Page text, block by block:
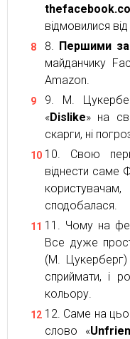
відмовилися
Першими
майданчику
Amazon.
М.
«Dislike» на
скарги, ні
Свою
віднести саме
сподобалася.
Чому на
Все дуже
(М. Цукерберг)
сприймати, і
кольору.
Саме на
слово «